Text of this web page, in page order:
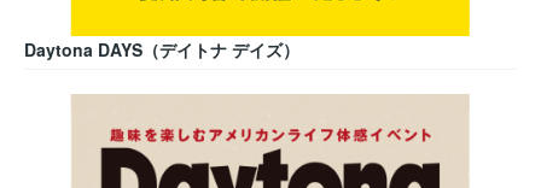
Daytona DAYS（デイトナ デイズ）